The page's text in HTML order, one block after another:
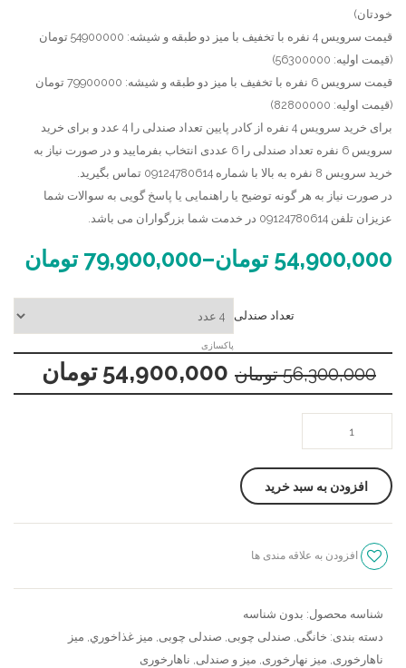
خودتان)
قیمت سرویس 4 نفره با تخفیف با میز دو طبقه و شیشه: 54900000 تومان
(قیمت اولیه: 56300000)
قیمت سرویس 6 نفره با تخفیف با میز دو طبقه و شیشه: 79900000 تومان
(قیمت اولیه: 82800000)
برای خرید سرویس 4 نفره از کادر پایین تعداد صندلی را 4 عدد و برای خرید
سرویس 6 نفره تعداد صندلی را 6 عددی انتخاب بفرمایید و در صورت نیاز به
خرید سرویس 8 نفره به بالا با شماره 09124780614 تماس بگیرید.
در صورت نیاز به هر گونه توضیح یا راهنمایی یا پاسخ گویی به سوالات شما
عزیزان تلفن 09124780614 در خدمت شما بزرگواران می باشد.
54,900,000 تومان–
79,900,000 تومان
تعداد صندلی
پاکسازی
56,300,000 تومان 54,900,000 تومان
چوبی
مونا
چوبی
و
افزودن به سبد خرید
افزودن به علاقه مندی ها
شناسه محصول: بدون شناسه
دسته بندی: خانگی, صندلی چوبی, صندلی چوبی, ميز غذاخوري, میز
ناهارخوری, میز نهارخوری, میز و صندلی, ناهارخوری